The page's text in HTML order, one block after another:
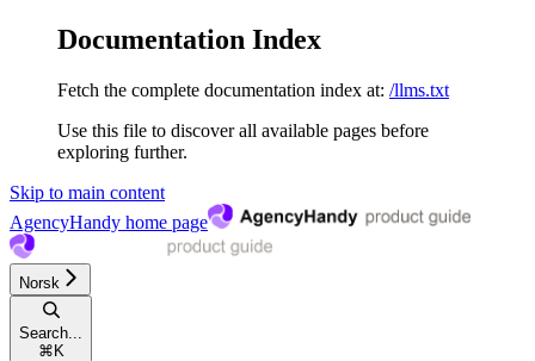
Documentation Index
Fetch the complete documentation index at: /llms.txt
Use this file to discover all available pages before
exploring further.
Skip to main content
AgencyHandy home page
Norsk
Search...
⌘ K